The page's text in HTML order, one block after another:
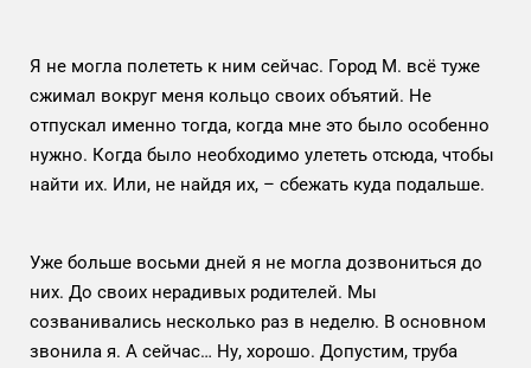
Я не могла полететь к ним сейчас. Город М. всё туже
сжимал вокруг меня кольцо своих объятий. Не
отпускал именно тогда, когда мне это было особенно
нужно. Когда было необходимо улететь отсюда, чтобы
найти их. Или, не найдя их, – сбежать куда подальше.
Уже больше восьми дней я не могла дозвониться до
них. До своих нерадивых родителей. Мы
созванивались несколько раз в неделю. В основном
звонила я. А сейчас… Ну, хорошо. Допустим, труба